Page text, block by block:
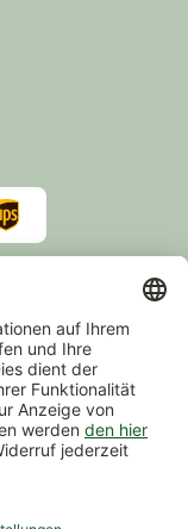
zzgl.Versand
Gutscheine und